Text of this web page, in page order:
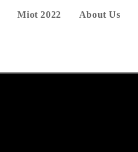
Miot 2022 About Us